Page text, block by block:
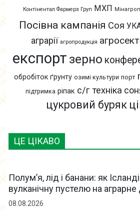
ЦЕ ЦІКАВО
Полум’я, лід і банани: як
вулканічну пустелю на
08.08.2026
Контінентал Фармерз Груп МХП
Посівна кампанія Соя
аграрії агропродукція
експорт зерно
обробіток ґрунту озимі культури порт
підтримка ріпак с/г техніка
цукровий буряк